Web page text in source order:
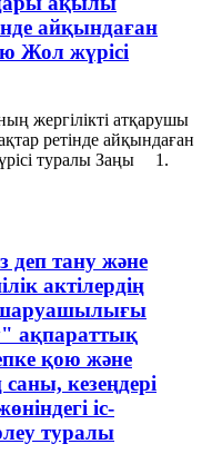
айқындаған
Жол жүрісі
жергілікті атқарушы
ретінде айқындаған
туралы Заңы 1.
деп тану және
актілердің
ақпараттық
қою және
кезеңдері
іс-
туралы